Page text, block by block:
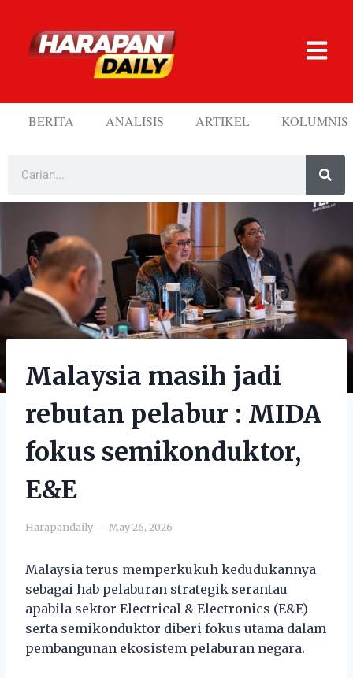
BERITA ANALISIS ARTIKEL KOLUMNIS
Malaysia masih jadi
rebutan pelabur : MIDA
fokus semikonduktor,
E&E
Harapandaily May 26, 2026
Malaysia terus memperkukuh kedudukannya
sebagai hab pelaburan strategik serantau
apabila sektor Electrical & Electronics (E&E)
serta semikonduktor diberi fokus utama dalam
pembangunan ekosistem pelaburan negara.